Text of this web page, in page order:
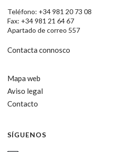
Teléfono: +34 981 20 73 08
Fax: +34 981 21 64 67
Apartado de correo 557
Contacta connosco
Mapa web
Aviso legal
Contacto
SÍGUENOS